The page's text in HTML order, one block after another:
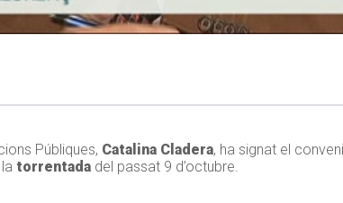
Públiques, Catalina Cladera, ha signat el
torrentada del passat 9 d’octubre.